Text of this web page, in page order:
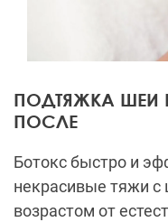
ПОДТЯЖКА ШЕИ
ПОСЛЕ
Ботокс быстро и
некрасивые тяжи
возрастом от